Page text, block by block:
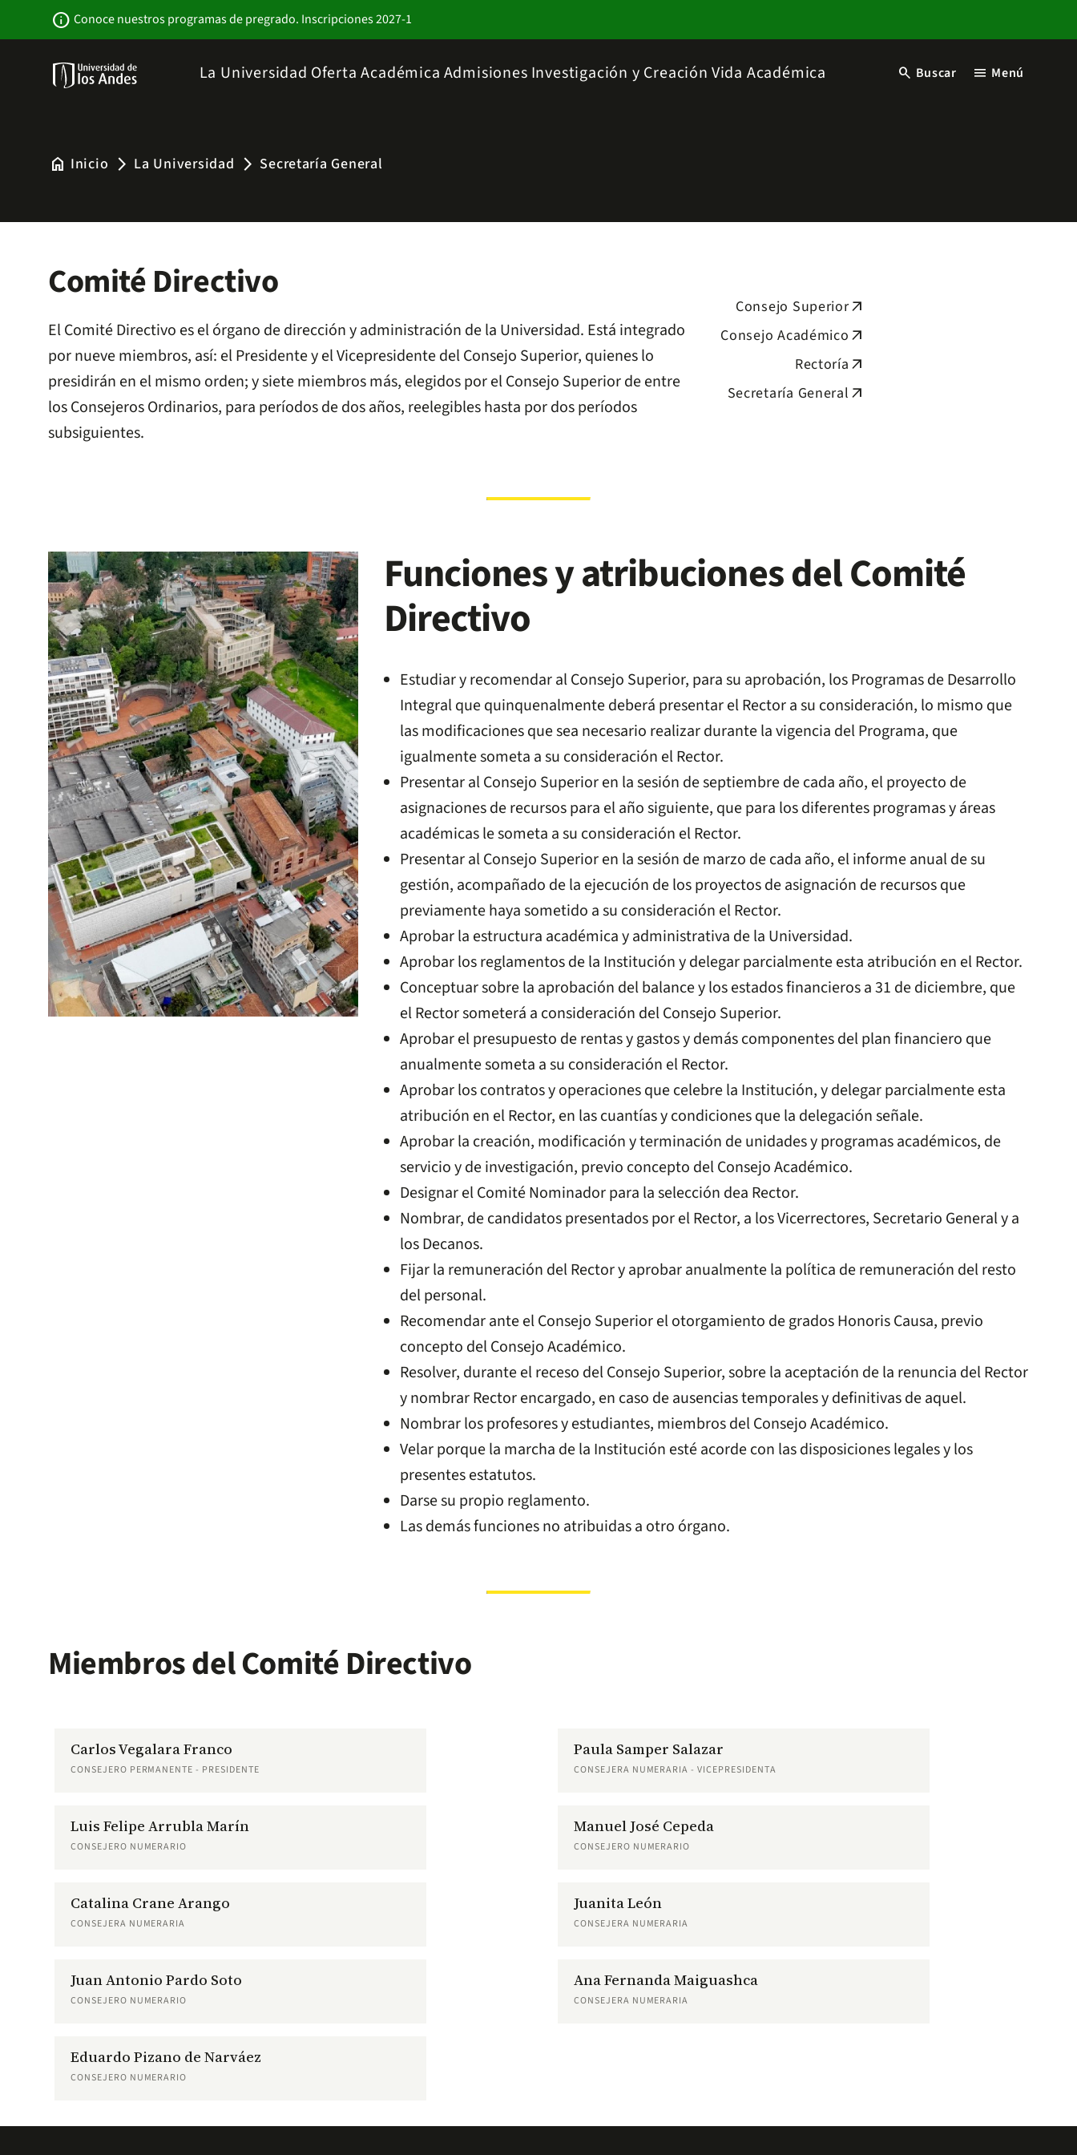
info Conoce nuestros programas de pregrado. Inscripciones 2027-1
La Universidad Oferta Académica Admisiones Investigación y Creación Vida Académica search Buscar menu Menú
home Inicio arrow_forward_ios La Universidad arrow_forward_ios Secretaría General
Comité Directivo
El Comité Directivo es el órgano de dirección y administración de la Universidad. Está integrado
por nueve miembros, así: el Presidente y el Vicepresidente del Consejo Superior, quienes lo
presidirán en el mismo orden; y siete miembros más, elegidos por el Consejo Superior de entre
los Consejeros Ordinarios, para períodos de dos años, reelegibles hasta por dos períodos
subsiguientes.
Consejo Superiorarrow_outward
Consejo Académico arrow_outward
Rectoría arrow_outward
Secretaría General arrow_outward
Funciones y atribuciones del Comité
Directivo
Estudiar y recomendar al Consejo Superior, para su aprobación, los Programas de Desarrollo
Integral que quinquenalmente deberá presentar el Rector a su consideración, lo mismo que
las modificaciones que sea necesario realizar durante la vigencia del Programa, que
igualmente someta a su consideración el Rector.
Presentar al Consejo Superior en la sesión de septiembre de cada año, el proyecto de
asignaciones de recursos para el año siguiente, que para los diferentes programas y áreas
académicas le someta a su consideración el Rector.
Presentar al Consejo Superior en la sesión de marzo de cada año, el informe anual de su
gestión, acompañado de la ejecución de los proyectos de asignación de recursos que
previamente haya sometido a su consideración el Rector.
Aprobar la estructura académica y administrativa de la Universidad.
Aprobar los reglamentos de la Institución y delegar parcialmente esta atribución en el Rector.
Conceptuar sobre la aprobación del balance y los estados financieros a 31 de diciembre, que
el Rector someterá a consideración del Consejo Superior.
Aprobar el presupuesto de rentas y gastos y demás componentes del plan financiero que
anualmente someta a su consideración el Rector.
Aprobar los contratos y operaciones que celebre la Institución, y delegar parcialmente esta
atribución en el Rector, en las cuantías y condiciones que la delegación señale.
Aprobar la creación, modificación y terminación de unidades y programas académicos, de
servicio y de investigación, previo concepto del Consejo Académico.
Designar el Comité Nominador para la selección dea Rector.
Nombrar, de candidatos presentados por el Rector, a los Vicerrectores, Secretario General y a
los Decanos.
Fijar la remuneración del Rector y aprobar anualmente la política de remuneración del resto
del personal.
Recomendar ante el Consejo Superior el otorgamiento de grados Honoris Causa, previo
concepto del Consejo Académico.
Resolver, durante el receso del Consejo Superior, sobre la aceptación de la renuncia del Rector
y nombrar Rector encargado, en caso de ausencias temporales y definitivas de aquel.
Nombrar los profesores y estudiantes, miembros del Consejo Académico.
Velar porque la marcha de la Institución esté acorde con las disposiciones legales y los
presentes estatutos.
Darse su propio reglamento.
Las demás funciones no atribuidas a otro órgano.
Miembros del Comité Directivo
Carlos Vegalara Franco
CONSEJERO PERMANENTE - PRESIDENTE
Luis Felipe Arrubla Marín
CONSEJERO NUMERARIO
Catalina Crane Arango
CONSEJERA NUMERARIA
Juan Antonio Pardo Soto
CONSEJERO NUMERARIO
Eduardo Pizano de Narváez
CONSEJERO NUMERARIO
Paula Samper Salazar
CONSEJERA NUMERARIA - VICEPRESIDENTA
Manuel José Cepeda
CONSEJERO NUMERARIO
Juanita León
CONSEJERA NUMERARIA
Ana Fernanda Maiguashca
CONSEJERA NUMERARIA